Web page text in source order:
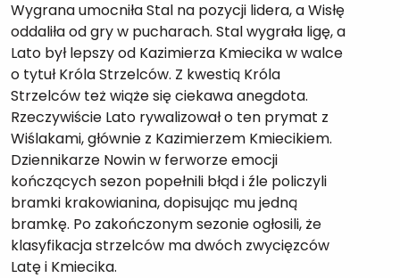
Wygrana umocniła Stal na pozycji lidera, a Wisłę
oddaliła od gry w pucharach. Stal wygrała ligę, a
Lato był lepszy od Kazimierza Kmiecika w walce
o tytuł Króla Strzelców. Z kwestią Króla
Strzelców też wiąże się ciekawa anegdota.
Rzeczywiście Lato rywalizował o ten prymat z
Wiślakami, głównie z Kazimierzem Kmiecikiem.
Dziennikarze Nowin w ferworze emocji
kończących sezon popełnili błąd i źle policzyli
bramki krakowianina, dopisując mu jedną
bramkę. Po zakończonym sezonie ogłosili, że
klasyfikacja strzelców ma dwóch zwycięzców
Latę i Kmiecika.